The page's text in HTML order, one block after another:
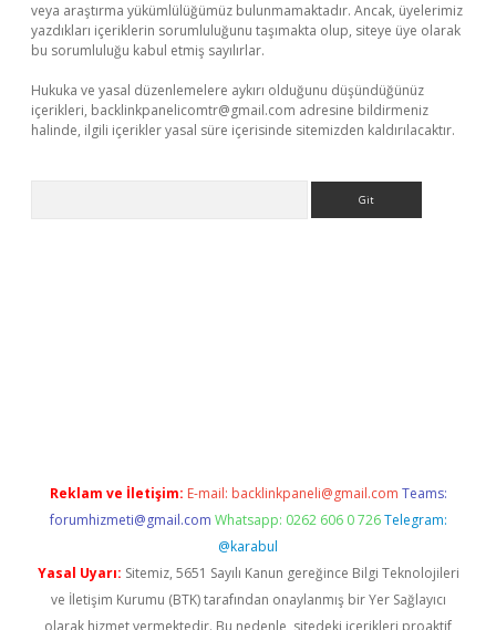
veya araştırma yükümlülüğümüz bulunmamaktadır. Ancak, üyelerimiz
yazdıkları içeriklerin sorumluluğunu taşımakta olup, siteye üye olarak
bu sorumluluğu kabul etmiş sayılırlar.
Hukuka ve yasal düzenlemelere aykırı olduğunu düşündüğünüz
içerikleri, backlinkpanelicomtr@gmail.com adresine bildirmeniz
halinde, ilgili içerikler yasal süre içerisinde sitemizden kaldırılacaktır.
Reklam ve İletişim: E-mail: backlinkpaneli@gmail.com Teams:
forumhizmeti@gmail.com Whatsapp: 0262 606 0 726 Telegram:
@karabul
Yasal Uyarı: Sitemiz, 5651 Sayılı Kanun gereğince Bilgi Teknolojileri
ve İletişim Kurumu (BTK) tarafından onaylanmış bir Yer Sağlayıcı
olarak hizmet vermektedir. Bu nedenle, sitedeki içerikleri proaktif